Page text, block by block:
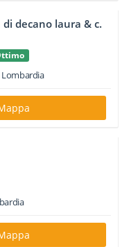
decano laura & c.
Lombardia